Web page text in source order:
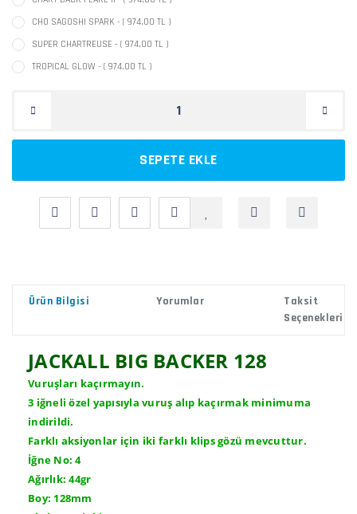
CHO SAGOSHI SPARK - ( 974,00 TL )
SUPER CHARTREUSE - ( 974,00 TL )
TROPICAL GLOW - ( 974,00 TL )
SEPETE EKLE
Ürün Bilgisi Yorumlar
Taksit
Seçenekleri
JACKALL BIG BACKER 128
Vuruşları kaçırmayın.
3 iğneli özel yapısıyla vuruş alıp kaçırmak minimuma
indirildi.
Farklı aksiyonlar için iki farklı klips gözü mevcuttur.
İğne No: 4
Ağırlık: 44gr
Boy: 128mm